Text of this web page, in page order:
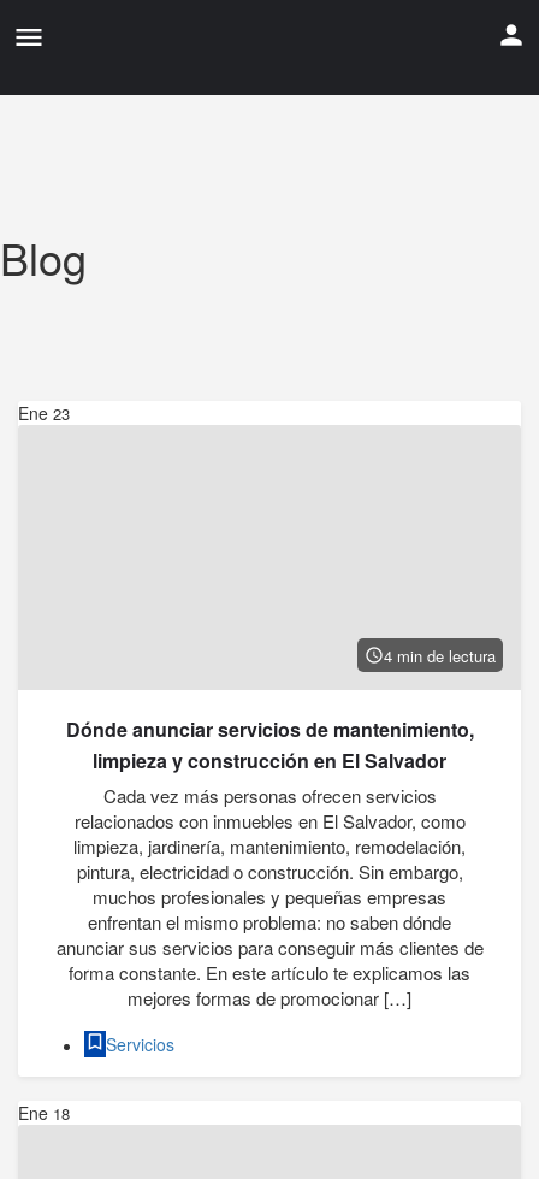
Blog
Ene 23
4 min de lectura
Dónde anunciar servicios de mantenimiento,
limpieza y construcción en El Salvador
Cada vez más personas ofrecen servicios
relacionados con inmuebles en El Salvador, como
limpieza, jardinería, mantenimiento, remodelación,
pintura, electricidad o construcción. Sin embargo,
muchos profesionales y pequeñas empresas
enfrentan el mismo problema: no saben dónde
anunciar sus servicios para conseguir más clientes de
forma constante. En este artículo te explicamos las
mejores formas de promocionar […]
Servicios
Ene 18